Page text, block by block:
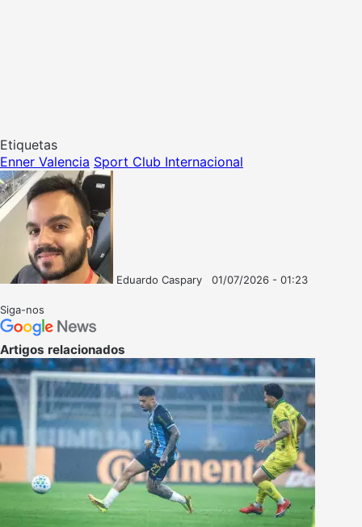
Etiquetas
Enner Valencia Sport Club Internacional
Eduardo Caspary
01/07/2026 - 01:23
Siga-nos
Artigos relacionados